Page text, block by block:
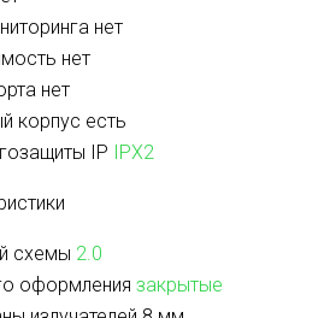
нет
нет
нет
корпус есть
IP IPX2
схемы 2.0
оформления закрытые